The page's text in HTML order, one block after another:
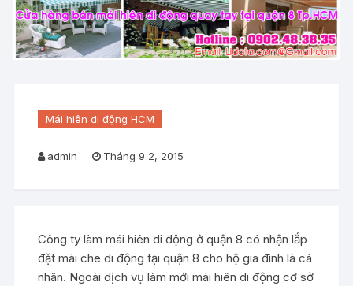
Mái hiên di động HCM
admin Tháng 9 2, 2015
Công ty làm mái hiên di động ở quận 8 có nhận lắp
đặt mái che di động tại quận 8 cho hộ gia đình là cá
nhân. Ngoài dịch vụ làm mới mái hiên di động cơ sở